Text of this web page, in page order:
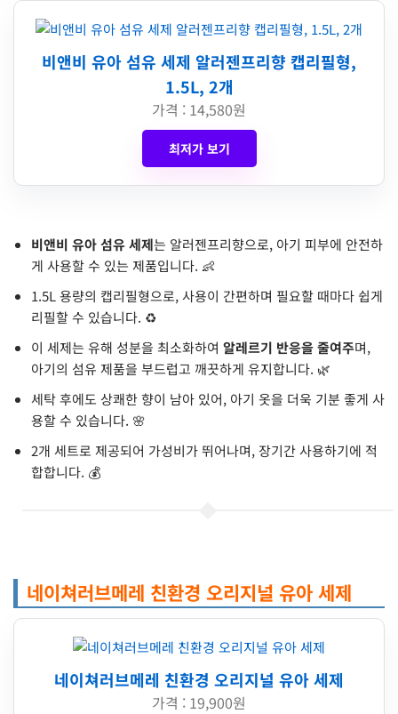
비앤비 유아 섬유 세제 알러젠프리향 캡리필형,
1.5L, 2개
가격 : 14,580원
최저가 보기
비앤비 유아 섬유 세제는 알러젠프리향으로, 아기 피부에 안전하
게 사용할 수 있는 제품입니다. 👶
1.5L 용량의 캡리필형으로, 사용이 간편하며 필요할 때마다 쉽게
리필할 수 있습니다. ♻️
이 세제는 유해 성분을 최소화하여 알레르기 반응을 줄여주며,
아기의 섬유 제품을 부드럽고 깨끗하게 유지합니다. 🌿
세탁 후에도 상쾌한 향이 남아 있어, 아기 옷을 더욱 기분 좋게 사
용할 수 있습니다. 🌸
2개 세트로 제공되어 가성비가 뛰어나며, 장기간 사용하기에 적
합합니다. 💰
네이쳐러브메레 친환경 오리지널 유아 세제
네이쳐러브메레 친환경 오리지널 유아 세제
가격 : 19,900원